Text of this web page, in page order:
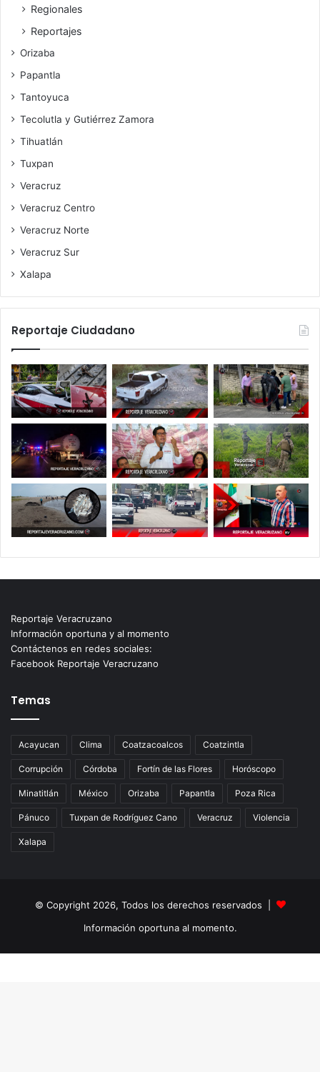
Regionales
Reportajes
Orizaba
Papantla
Tantoyuca
Tecolutla y Gutiérrez Zamora
Tihuatlán
Tuxpan
Veracruz
Veracruz Centro
Veracruz Norte
Veracruz Sur
Xalapa
Reportaje Ciudadano
Reportaje Veracruzano
Información oportuna y al momento
Contáctenos en redes sociales:
Facebook Reportaje Veracruzano
Temas
Acayucan Clima Coatzacoalcos Coatzintla
Corrupción Córdoba Fortín de las Flores Horóscopo
Minatitlán México Orizaba Papantla Poza Rica
Pánuco Tuxpan de Rodríguez Cano Veracruz Violencia
Xalapa
© Copyright 2026, Todos los derechos reservados |
Información oportuna al momento.